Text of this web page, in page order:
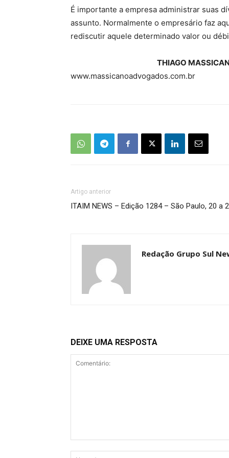
É importante a empresa administrar suas
assunto. Normalmente o empresário faz
rediscutir aquele determinado valor ou
THIAGO
www.massicanoadvogados.com.br
Artigo anterior
ITAIM NEWS – Edição 1284 – São Paulo, 20 a
Redação Grupo Sul
DEIXE UMA RESPOSTA